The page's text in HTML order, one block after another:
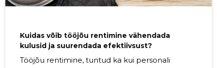
Kuidas võib tööjõu rentimine vähendada
kulusid ja suurendada efektiivsust?
Tööjõu rentimine, tuntud ka kui personali